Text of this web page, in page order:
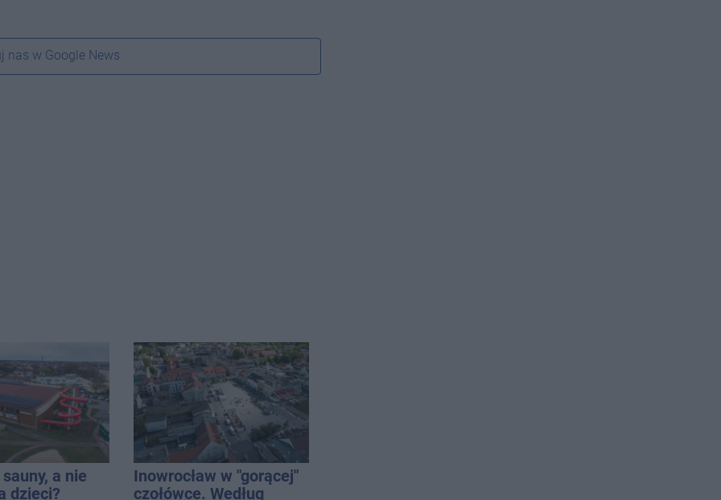
nas w Google News
a nie
dzieci?
Inowrocław w "gorącej"
czołówce. Według